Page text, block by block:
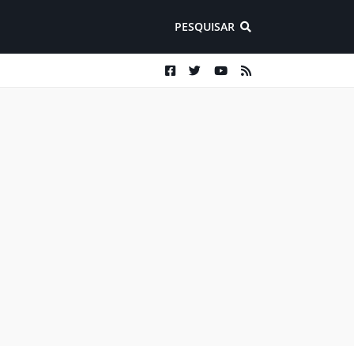
PESQUISAR